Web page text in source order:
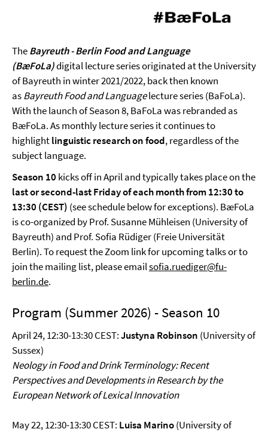
TheBayreuth - Berlin Food and Language
(BæFoLa)digital lecture series originated at the University
of Bayreuth in winter 2021/2022, back then known
asBayreuth Food and Languagelecture series (BaFoLa).
With the launch of Season 8, BaFoLa was rebranded as
BæFoLa. As monthly lecture series it continues to
highlightlinguistic research on food, regardless of the
subject language.
Season 10 kicks off in April and typically takes place on the
last or second-last Friday of each month from 12:30 to
13:30 (CEST) (see schedule below for exceptions). BæFoLa
is co-organized by Prof. Susanne Mühleisen (University of
Bayreuth) and Prof. Sofia Rüdiger (Freie Universität
Berlin). To request the Zoom link for upcoming talks or to
join the mailing list, please emailsofia.ruediger@fu-
berlin.de.
Program (Summer 2026) - Season 10
April 24, 12:30-13:30 CEST:Justyna Robinson (University of
Sussex)
Neology in Food and Drink Terminology: Recent
Perspectives and Developments in Research by the
European Network of Lexical Innovation
May 22, 12:30-13:30 CEST: Luisa Marino(University of